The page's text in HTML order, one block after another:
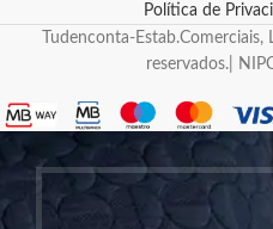
Política de
Tudenconta-
reservados.|